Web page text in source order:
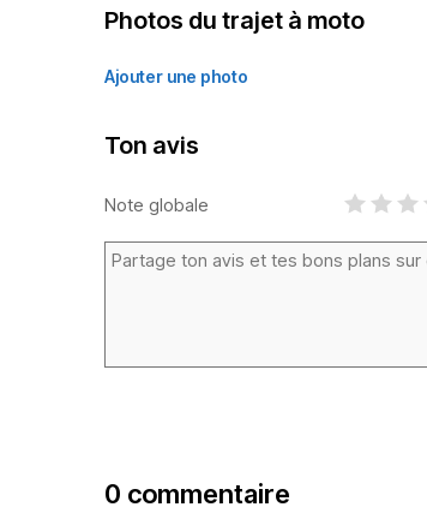
Photos du trajet à moto
Ajouter une photo
Ton avis
Note globale
0 commentaire